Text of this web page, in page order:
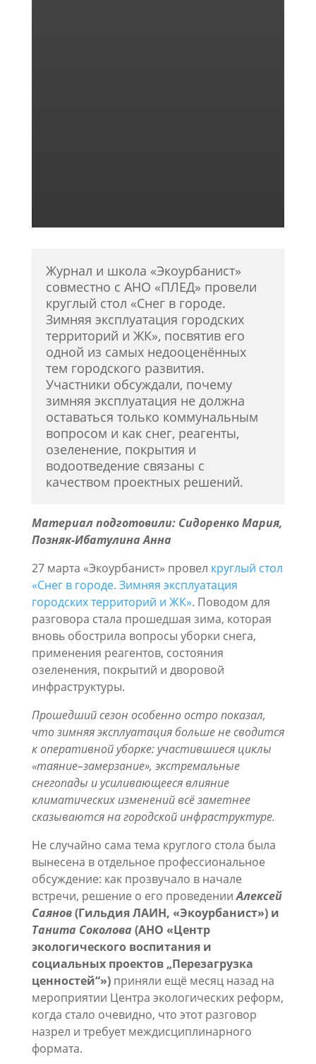
Журнал и школа «Экоурбанист»
совместно с АНО «ПЛЕД» провели
круглый стол «Снег в городе.
Зимняя эксплуатация городских
территорий и ЖК», посвятив его
одной из самых недооценённых
тем городского развития.
Участники обсуждали, почему
зимняя эксплуатация не должна
оставаться только коммунальным
вопросом и как снег, реагенты,
озеленение, покрытия и
водоотведение связаны с
качеством проектных решений.
Материал подготовили: СидоренкоМария,
Позняк-Ибатулина Анна
27 марта «Экоурбанист» провел круглый стол
«Снег в городе. Зимняя эксплуатация
городских территорий и ЖК». Поводом для
разговора стала прошедшая зима, которая
вновь обострила вопросы уборки снега,
применения реагентов, состояния
озеленения, покрытий и дворовой
инфраструктуры.
Прошедший сезон особенно остро показал,
что зимняя эксплуатация больше не сводится
к оперативной уборке: участившиеся циклы
«таяние–замерзание», экстремальные
снегопады и усиливающееся влияние
климатических изменений всё заметнее
сказываются на городской инфраструктуре.
Не случайно сама тема круглого стола была
вынесена в отдельное профессиональное
обсуждение: как прозвучало в начале
встречи, решение о его проведенииАлексей
Саянов(Гильдия ЛАИН, «Экоурбанист») и
Танита Соколова (АНО «Центр
экологического воспитания и
социальных проектов „Перезагрузка
ценностей“»)приняли ещё месяц назад на
мероприятии Центра экологических реформ,
когда стало очевидно, что этот разговор
назрел и требует междисциплинарного
формата.